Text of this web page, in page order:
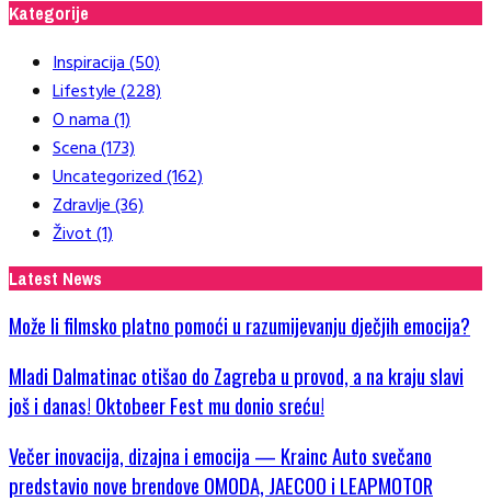
Kategorije
Inspiracija(50)
Lifestyle(228)
O nama(1)
Scena(173)
Uncategorized(162)
Zdravlje(36)
Život(1)
Latest News
Može li filmsko platno pomoći u razumijevanju dječjih emocija?
Mladi Dalmatinac otišao do Zagreba u provod, a na kraju slavi
još i danas! Oktobeer Fest mu donio sreću!
Večer inovacija, dizajna i emocija — Krainc Auto svečano
predstavio nove brendove OMODA, JAECOO i LEAPMOTOR